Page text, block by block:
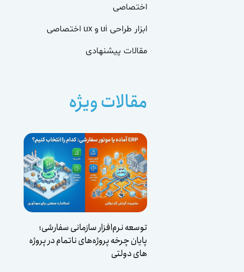
اختصاصی
ابزار طراحی ui و ux اختصاصی
مقالات پیشنهادی
مقالات ویژه
توسعه نرم‌افزار سازمانی سفارشی؛
پایان چرخه پروژه‌های ناتمام در پروژه
های دولتی